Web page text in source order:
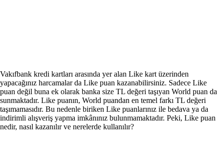
Vakıfbank kredi kartları arasında yer alan Like kart üzerinden
yapacağınız harcamalar da Like puan kazanabilirsiniz. Sadece Like
puan değil buna ek olarak banka size TL değeri taşıyan World puan da
sunmaktadır. Like puanın, World puandan en temel farkı TL değeri
taşımamasıdır. Bu nedenle biriken Like puanlarınız ile bedava ya da
indirimli alışveriş yapma imkânınız bulunmamaktadır. Peki, Like puan
nedir, nasıl kazanılır ve nerelerde kullanılır?